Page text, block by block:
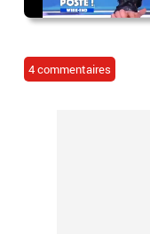
4 commentaires